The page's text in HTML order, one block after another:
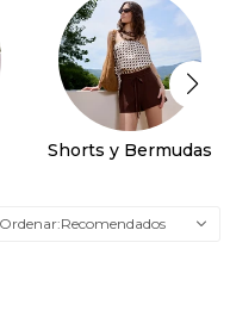
Shorts y Bermudas
Recomendados